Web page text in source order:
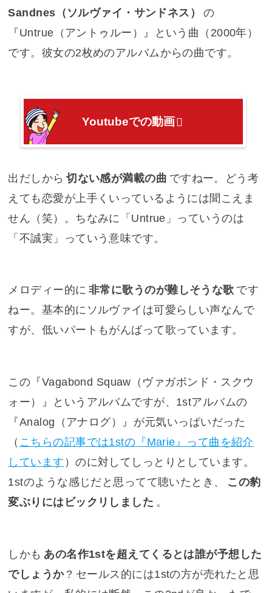
Sandnes（ソルヴァイ・サンドネス）
の
『 Untrue（アントゥルー） 』という曲（2000年）
です。彼女の2枚めのアルバムからの曲です。
Youtubeでの動画
出だしから 切ない感が満載の曲 ですねー。どう考
えても恋愛が上手くいっているようには聞こえま
せん（笑）。ちなみに「Untrue」っていうのは
「不誠実」っていう意味です。
メロディー的に 非常に歌うのが難しそうな歌 です
ねー。基本的にソルヴァイは可愛らしい声なんで
すが、低いパートもがんばって歌っています。
この『Vagabond Squaw（ヴァガボンド・スクウ
ォー）
』というアルバムですが、1stアルバムの
『Analog（アナログ） 』が元気いっぱいだった
（ こちらの記事では1stの『Marie』って曲を紹介
しています ）のに対してしっとりとしています。
1stのような感じだと思ってて聴いたとき、
この豹
変ぶりにはビックリしました 。
しかも あの名作1stを超えてくるとは誰が予想した
でしょうか ? セールス的には1stの方が売れたと思